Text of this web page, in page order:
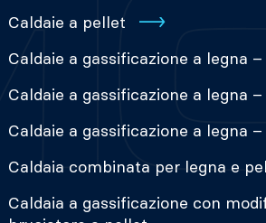
Caldaie a pellet
Caldaie a gassificazione a legna
Caldaie a gassificazione a legna
Caldaie a gassificazione a legna
Caldaia combinata per legna e
Caldaia a gassificazione con